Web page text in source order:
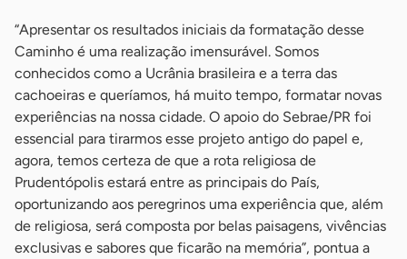
“Apresentar os resultados iniciais da formatação desse
Caminho é uma realização imensurável. Somos
conhecidos como a Ucrânia brasileira e a terra das
cachoeiras e queríamos, há muito tempo, formatar novas
experiências na nossa cidade. O apoio do Sebrae/PR foi
essencial para tirarmos esse projeto antigo do papel e,
agora, temos certeza de que a rota religiosa de
Prudentópolis estará entre as principais do País,
oportunizando aos peregrinos uma experiência que, além
de religiosa, será composta por belas paisagens, vivências
exclusivas e sabores que ficarão na memória”, pontua a